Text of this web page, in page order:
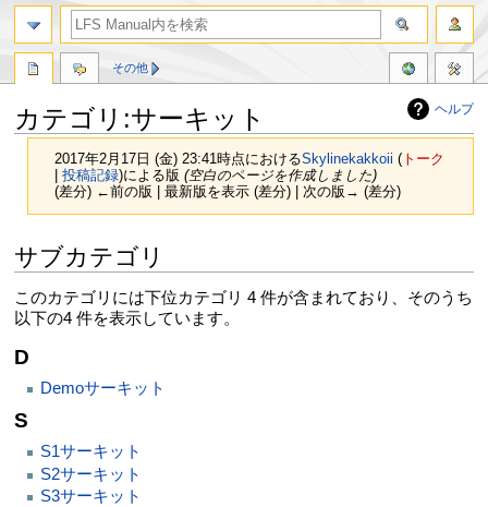
ヘルプ
カテゴリ:サーキット
2017年2月17日 (金) 23:41時点におけるSkylinekakkoii ( トーク
|投稿記録)による版(空白のページを作成しました)
(差分) ←前の版 | 最新版を表示 (差分) | 次の版→ (差分)
ナ
ビ
ー
シ
ョ
ン
に
移
動
検
索
移
動
サブカテゴリ
このカテゴリには下位カテゴリ 4 件が含まれており、そのうち
以下の4 件を表示しています。
D
Demoサーキット
S
S1サーキット
S2サーキット
S3サーキット
その他